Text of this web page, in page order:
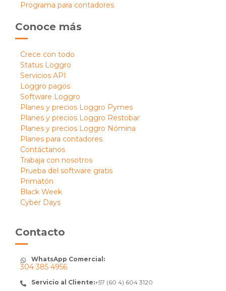
Programa para contadores
Conoce más
Crece con todo
Status Loggro
Servicios API
Loggro pagos
Software Loggro
Planes y precios Loggro Pymes
Planes y precios Loggro Restobar
Planes y precios Loggro Nómina
Planes para contadores
Contáctanos
Trabaja con nosotros
Prueba del software gratis
Primatón
Black Week
Cyber Days
Contacto
WhatsApp Comercial:
304 385 4956
Servicio al Cliente:+57 (60 4) 604 3120